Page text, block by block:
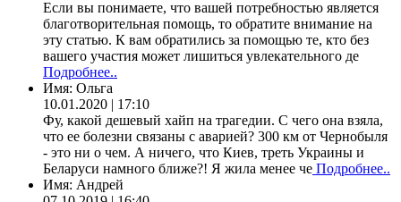
Если вы понимаете, что вашей потребностью является
благотворительная помощь, то обратите внимание на
эту статью. К вам обратились за помощью те, кто без
вашего участия может лишиться увлекательного де
Подробнее..
Имя: Ольга
10.01.2020 | 17:10
Фу, какой дешевый хайп на трагедии. С чего она взяла,
что ее болезни связаны с аварией? 300 км от Чернобыля
- это ни о чем. А ничего, что Киев, треть Украины и
Беларуси намного ближе?! Я жила менее че Подробнее..
Имя: Андрей